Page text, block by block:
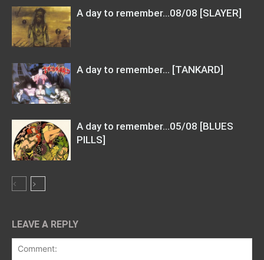
A day to remember…08/08 [SLAYER]
A day to remember… [TANKARD]
A day to remember…05/08 [BLUES
PILLS]
LEAVE A REPLY